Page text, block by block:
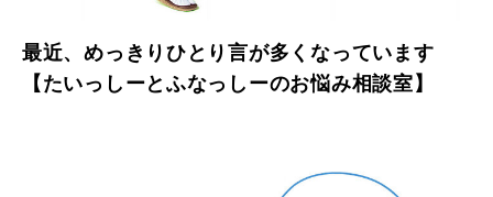
最近、めっきりひとり言が多くなっています
【たいっしーとふなっしーのお悩み相談室】